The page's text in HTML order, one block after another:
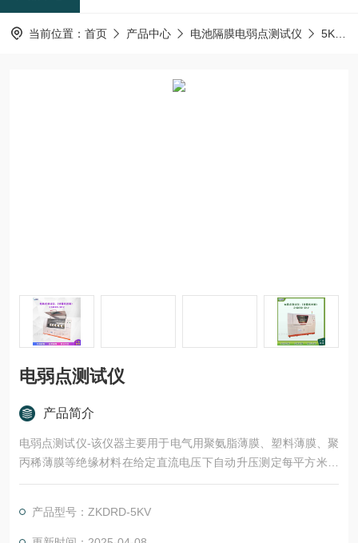
当前位置： 首页 产品中心 电池隔膜电弱点测试仪 5KV-薄膜电弱点测试仪
电弱点测试仪
产品简介
电弱点测试仪-该仪器主要用于电气用聚氨脂薄膜、塑料薄膜、聚
丙稀薄膜等绝缘材料在给定直流电压下自动升压测定每平方米的
击穿点数。
产品型号：ZKDRD-5KV